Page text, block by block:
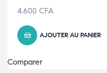
4.600 CFA
AJOUTER AU PANIER
Comparer